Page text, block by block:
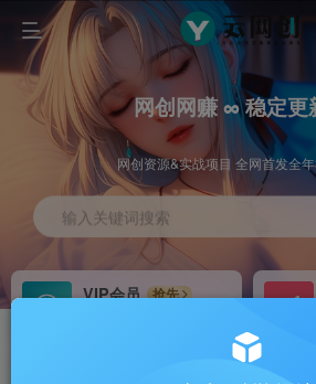
网创网赚 ∞ 稳定更
网创资源&实战项目 全网首发全
输入关键词搜索
VIP会员
抢先